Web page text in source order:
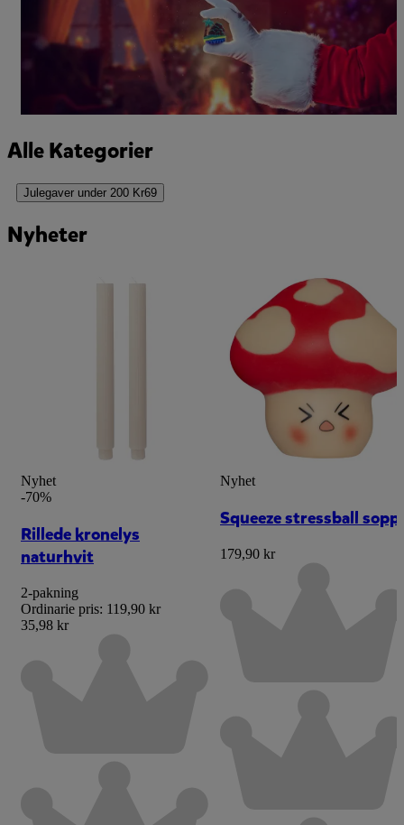
Alle Kategorier
Julegaver under 200 Kr69
Nyheter
Nyhet
-70%
Rillede kronelys
naturhvit
2-pakning
Ordinarie pris: 119,90 kr
35,98 kr
Nyhet
Squeeze stressball sopp
179,90 kr